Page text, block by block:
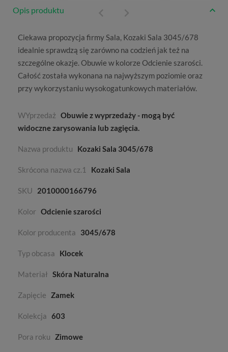
Opis produktu
Ciekawa propozycja firmySala, Kozaki Sala 3045/678
idealnie sprawdzą się zarówno na codzień jak też na
szczególne okazje. Obuwie w kolorze Odcienie szarości.
Całość została wykonana na najwyższym poziomie oraz
przy wykorzystaniu wysokogatunkowych materiałów.
WYprzedaż Obuwie z wyprzedaży - mogą być
widoczne zarysowania lub zagięcia.
Nazwa produktu Kozaki Sala 3045/678
Skrócona nazwa cz.1 Kozaki Sala
SKU 2010000166796
Kolor Odcienie szarości
Kolor producenta 3045/678
Typ obcasa Klocek
Materiał Skóra Naturalna
Zapięcie Zamek
Kolekcja 603
Pora roku Zimowe